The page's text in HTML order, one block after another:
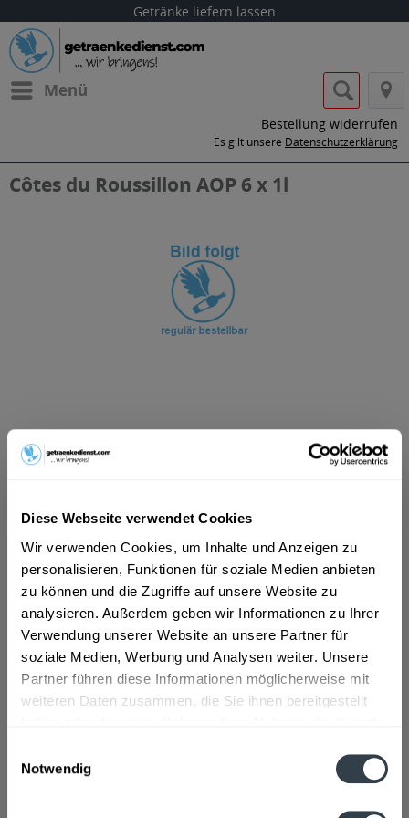
Diese Webseite verwendet Cookies
Wir verwenden Cookies, um Inhalte und Anzeigen zu
personalisieren, Funktionen für soziale Medien anbieten
zu können und die Zugriffe auf unsere Website zu
analysieren. Außerdem geben wir Informationen zu Ihrer
Verwendung unserer Website an unsere Partner für
soziale Medien, Werbung und Analysen weiter. Unsere
Partner führen diese Informationen möglicherweise mit
weiteren Daten zusammen, die Sie ihnen bereitgestellt
Notwendig
Getränke liefern lassen
Menü
Bestellung widerrufen
Es gilt unsere Datenschutzerklärung
Côtes du Roussillon AOP 6 x 1l
ab 31,29 € *
Vorrätig
In denWarenkorb
Artikel-Nr.:
24055
Verfügbar in:
Beschreibung
mehr
Flaschengröße: